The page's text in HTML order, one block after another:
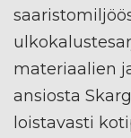
materiaalien
ansiosta
loistavasti